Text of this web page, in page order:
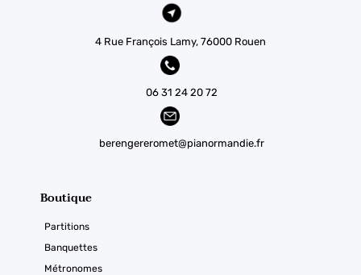
4 Rue François Lamy, 76000 Rouen
06 31 24 20 72
berengereromet@pianormandie.fr
Boutique
Partitions
Banquettes
Métronomes